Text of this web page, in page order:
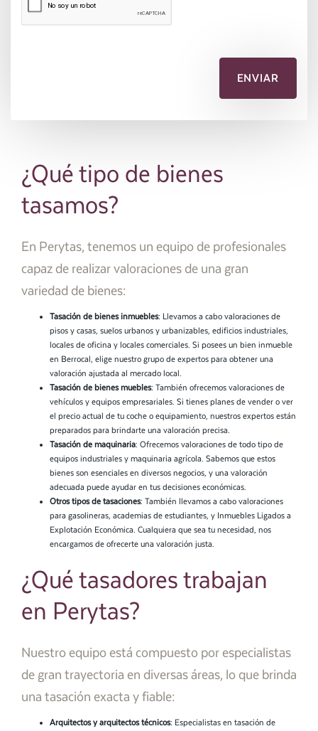
¿Qué tipo de bienes
tasamos?
En Perytas, tenemos un equipo de profesionales
capaz de realizar valoraciones de una gran
variedad de bienes:
Tasación de bienes inmuebles: Llevamos a cabo valoraciones de
pisos y casas, suelos urbanos y urbanizables, edificios industriales,
locales de oficina y locales comerciales. Si posees un bien inmueble
en Berrocal, elige nuestro grupo de expertos para obtener una
valoración ajustada al mercado local.
Tasación de bienes muebles: También ofrecemos valoraciones de
vehículos y equipos empresariales. Si tienes planes de vender o ver
el precio actual de tu coche o equipamiento, nuestros expertos están
preparados para brindarte una valoración precisa.
Tasación de maquinaria: Ofrecemos valoraciones de todo tipo de
equipos industriales y maquinaria agrícola. Sabemos que estos
bienes son esenciales en diversos negocios, y una valoración
adecuada puede ayudar en tus decisiones económicas.
Otros tipos de tasaciones: También llevamos a cabo valoraciones
para gasolineras, academias de estudiantes, y Inmuebles Ligados a
Explotación Económica. Cualquiera que sea tu necesidad, nos
encargamos de ofrecerte una valoración justa.
¿Qué tasadores trabajan
en Perytas?
Nuestro equipo está compuesto por especialistas
de gran trayectoria en diversas áreas, lo que brinda
una tasación exacta y fiable:
Arquitectos y arquitectos técnicos: Especialistas en tasación de